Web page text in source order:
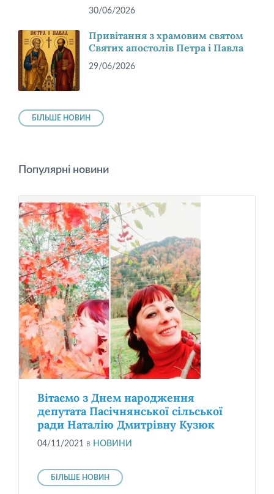
30/06/2026
Привітання з храмовим святом
Святих апостолів Петра і Павла
29/06/2026
БІЛЬШЕ НОВИН
Популярні новини
Вітаємо з Днем народження
депутата Пасічнянської сільської
ради Наталію Дмитрівну Кузюк
04/11/2021 в НОВИНИ
БІЛЬШЕ НОВИН